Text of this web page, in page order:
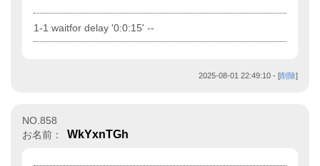
1-1 waitfor delay '0:0:15' --
2025-08-01 22:49:10 - [削除]
NO.858
お名前：
WkYxnTGh